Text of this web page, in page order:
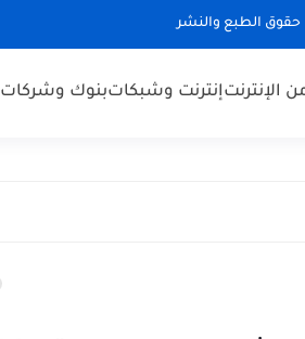
حقوق الطبع والنشر
الإنترنتإنترنت وشبكاتبنوك وشركات